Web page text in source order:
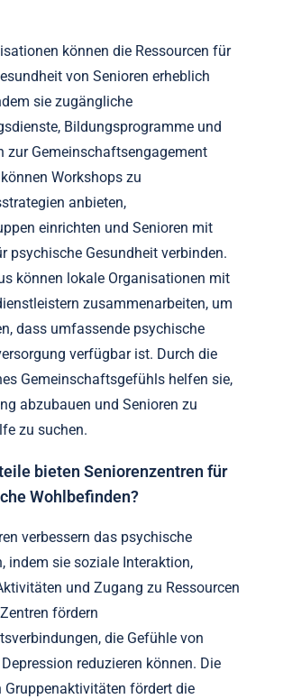
können die Ressourcen für
von Senioren erheblich
sie zugängliche
Bildungsprogramme und
zur Gemeinschaftsengagement
Workshops zu
anbieten,
einrichten und Senioren mit
psychische Gesundheit verbinden.
können lokale Organisationen mit
zusammenarbeiten, um
dass umfassende psychische
verfügbar ist. Durch die
Gemeinschaftsgefühls helfen sie,
abzubauen und Senioren zu
zu suchen.
bieten Seniorenzentren für
Wohlbefinden?
verbessern das psychische
indem sie soziale Interaktion,
und Zugang zu Ressourcen
fördern
die Gefühle von
reduzieren können. Die
Gruppenaktivitäten fördert die